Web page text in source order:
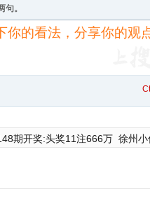
。
期开奖:头奖11注666万 徐州